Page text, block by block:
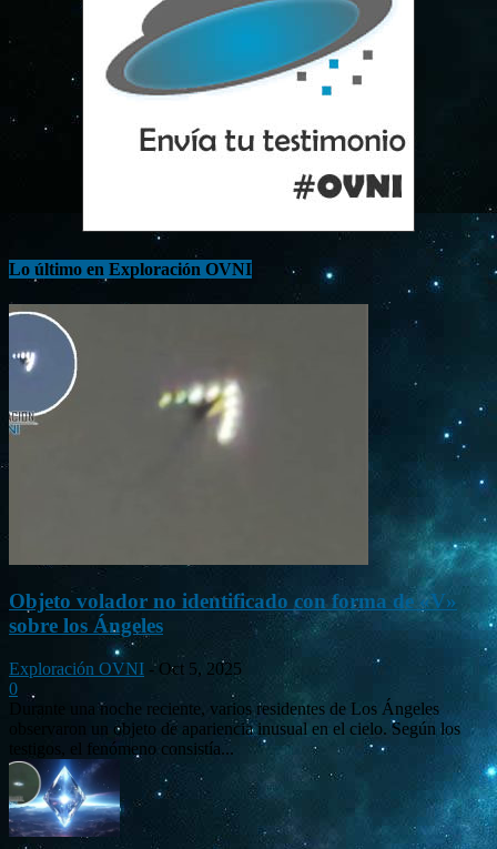
Lo último en Exploración OVNI
Objeto volador no identificado con forma de «V»
sobre los Ángeles
Exploración OVNI - Oct 5, 2025
0
Durante una noche reciente, varios residentes de Los Ángeles
observaron un objeto de apariencia inusual en el cielo. Según los
testigos, el fenómeno consistía...